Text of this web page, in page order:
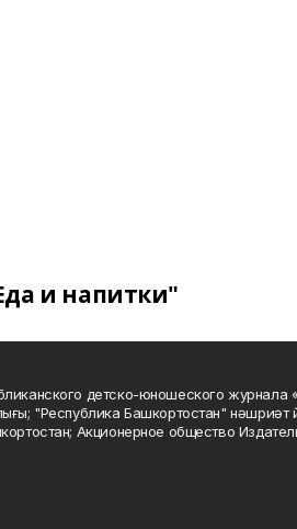
и напитки"
детско-юношеского
"Республика Башкортостан" нәшриәт
Акционерное общество